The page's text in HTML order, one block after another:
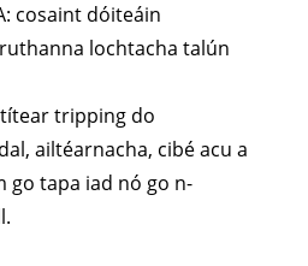
cosaint dóiteáin
lochtacha talún
tripping do
ailtéarnacha, cibé acu a
tapa iad nó go n-